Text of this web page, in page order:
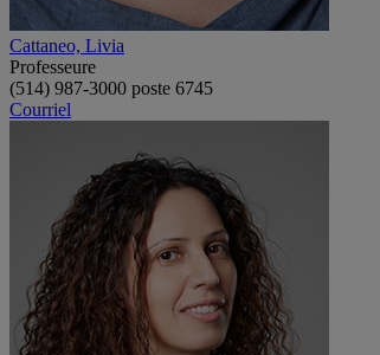
Cattaneo, Livia
Professeure
(514) 987-3000 poste 6745
Courriel